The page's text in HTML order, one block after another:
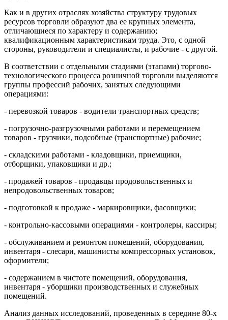
Как и в других отраслях хозяйства структуру трудовых
ресурсов торговли образуют два ее крупных элемента,
отличающиеся по характеру и содержанию;
квалификационным характеристикам труда. Это, с одной
стороны, руководители и специалисты, и рабочие - с другой.
В соответствии с отдельными стадиями (этапами) торгово-
технологического процесса розничной торговли выделяются
группы профессий рабочих, занятых следующими
операциями:
- перевозкой товаров - водители транспортных средств;
- погрузочно-разгрузочными работами и перемещением
товаров - грузчики, подсобные (транспортные) рабочие;
- складскими работами - кладовщики, приемщики,
отборщики, упаковщики и др.;
- продажей товаров - продавцы продовольственных и
непродовольственных товаров;
- подготовкой к продаже - маркировщики, фасовщики;
- контрольно-кассовыми операциями - контролеры, кассиры;
- обслуживанием и ремонтом помещений, оборудования,
инвентаря - слесари, машинисты компрессорных установок,
оформители;
- содержанием в чистоте помещений, оборудования,
инвентаря - уборщики производственных и служебных
помещений.
Анализ данных исследований, проведенных в середине 80-х